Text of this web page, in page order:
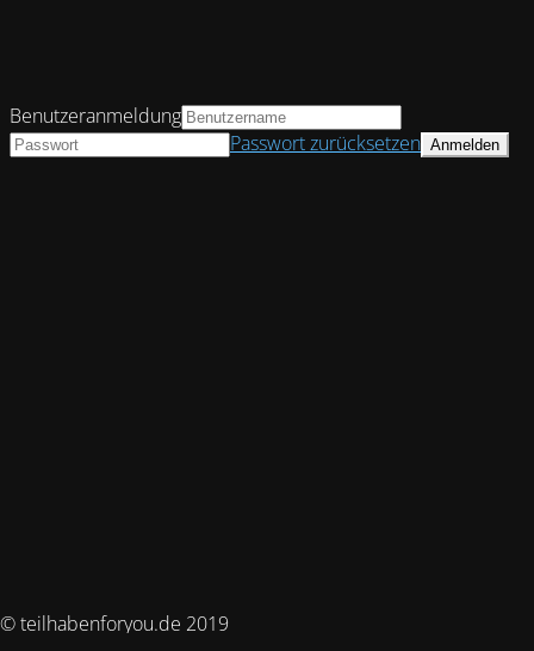
© teilhabenforyou.de 2019
Benutzeranmeldung
Passwort zurücksetzen